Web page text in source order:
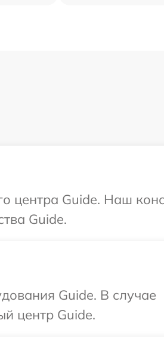
центра Guide. Наш
Guide.
Guide. В случае
центр Guide.